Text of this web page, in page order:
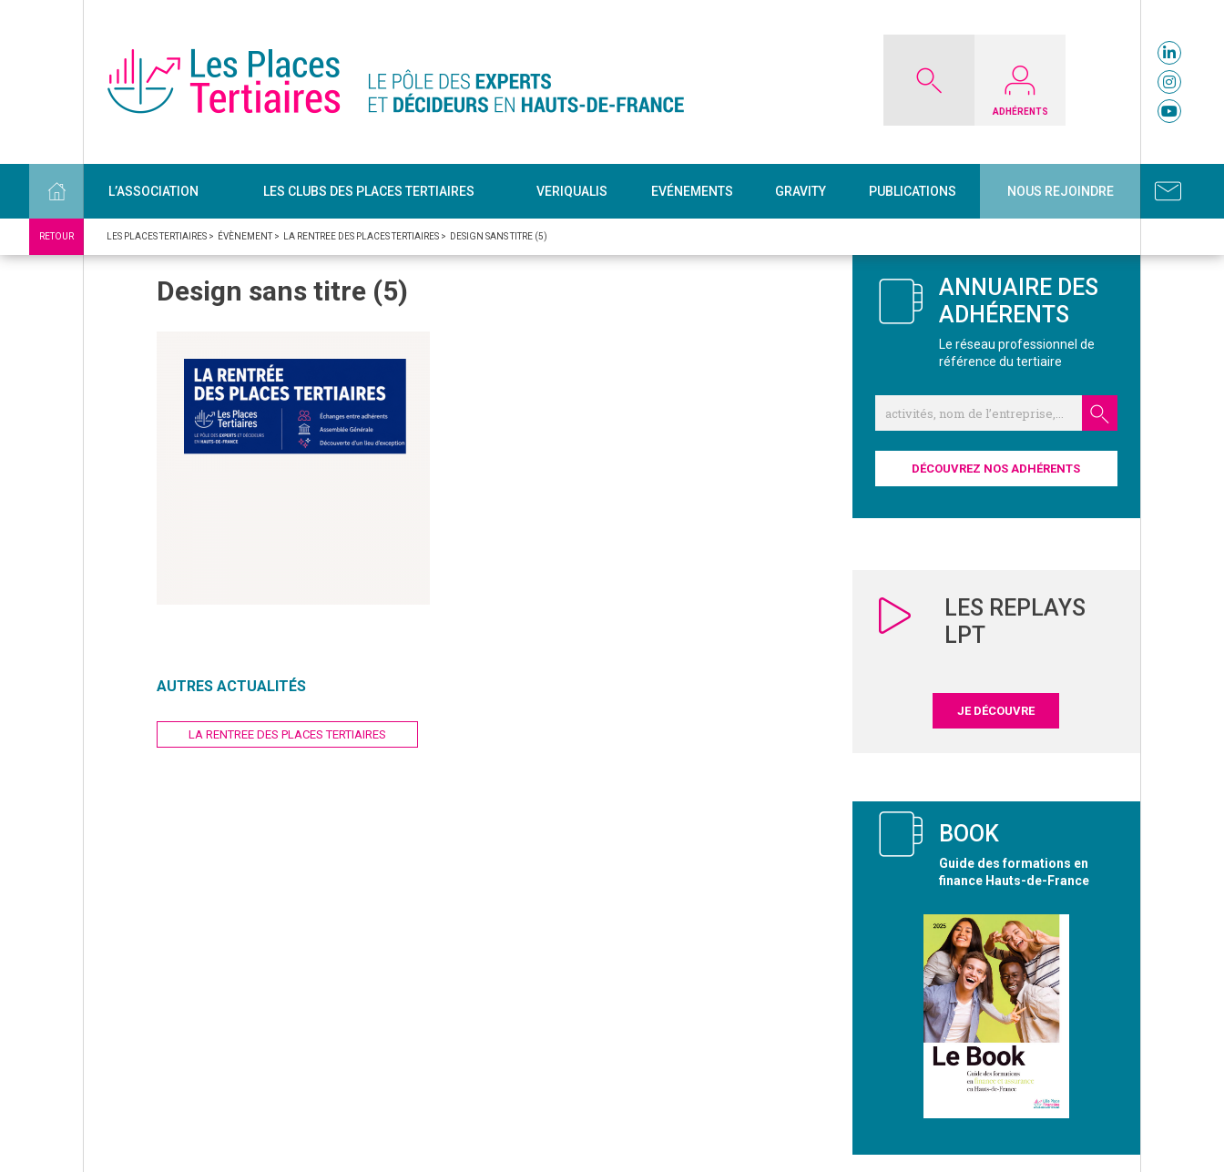
ADHÉRENTS
L’ASSOCIATION LES CLUBS DES PLACES TERTIAIRES VERIQUALIS EVÉNEMENTS GRAVITY PUBLICATIONS NOUS REJOINDRE
RETOUR LES PLACES TERTIAIRES > ÉVÈNEMENT> LA RENTREE DES PLACES TERTIAIRES > DESIGN SANS TITRE (5)
Design sans titre (5)
AUTRES ACTUALITÉS
Navigation
LA RENTREE DES PLACES TERTIAIRES
ANNUAIRE DES
ADHÉRENTS
Le réseau professionnel de
référence du tertiaire
DÉCOUVREZ NOS ADHÉRENTS
LES REPLAYS
LPT
JE DÉCOUVRE
BOOK
Guide des formations en
finance Hauts-de-France